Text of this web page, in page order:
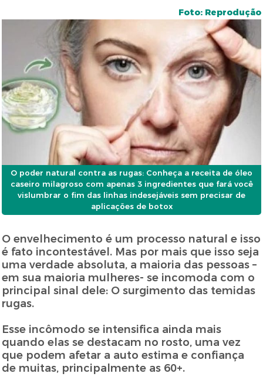
Foto: Reprodução
O poder natural contra as rugas: Conheça a receita de óleo
caseiro milagroso com apenas 3 ingredientes que fará você
vislumbrar o fim das linhas indesejáveis sem precisar de
aplicações de botox
O envelhecimento é um processo natural e isso
é fato incontestável. Mas por mais que isso seja
uma verdade absoluta, a maioria das pessoas –
em sua maioria mulheres- se incomoda com o
principal sinal dele: O surgimento das temidas
rugas.
Esse incômodo se intensifica ainda mais
quando elas se destacam no rosto, uma vez
que podem afetar a auto estima e confiança
de muitas, principalmente as 60+.